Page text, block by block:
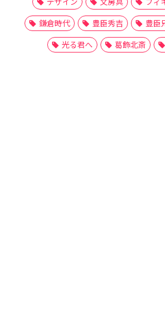
鎌倉時代
豊臣秀吉 豊臣
光る君へ
葛飾北斎